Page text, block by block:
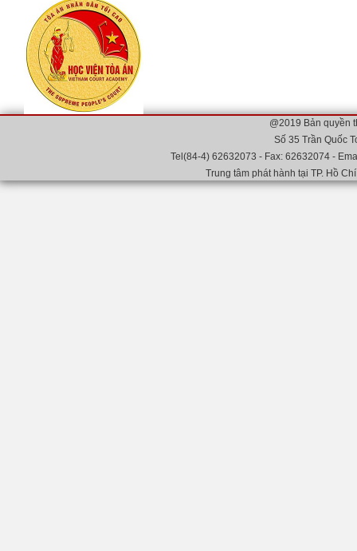
@2019 Bản quyền
Số 35 Trần Quốc
Tel(84-4) 62632073 - Fax: 62632074 -
Trung tâm phát hành tại TP. Hồ